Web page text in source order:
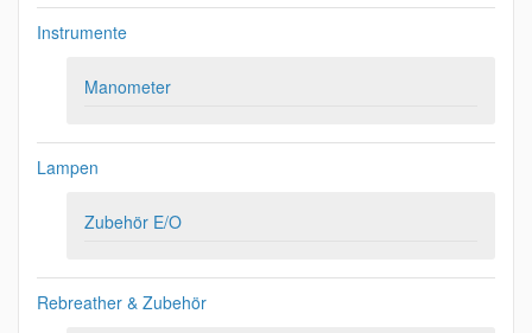
Instrumente
Manometer
Lampen
Zubehör E/O
Rebreather & Zubehör